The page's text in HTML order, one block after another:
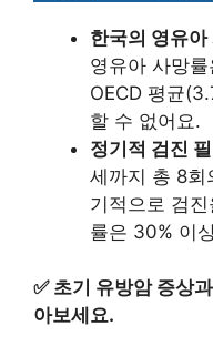
한국의 영유아
영유아 사망
OECD 평균
할 수 없어요.
정기적 검진
세까지 총 8회
기적으로 검
률은 30% 이
✅ 초기 유방암 증상
아보세요.